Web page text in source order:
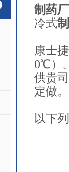
制药
冷式
康士
0℃）
供贵
定做。
以下